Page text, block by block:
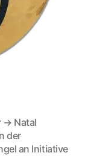
→ Natal
der
an Initiative